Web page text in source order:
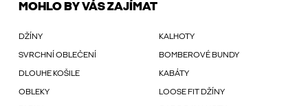
MOHLO BY VÁS ZAJÍMAT
DŽÍNY KALHOTY
SVRCHNÍ OBLEČENÍ BOMBEROVÉ BUNDY
DLOUHE KOŠILE KABÁTY
OBLEKY LOOSE FIT DŽÍNY